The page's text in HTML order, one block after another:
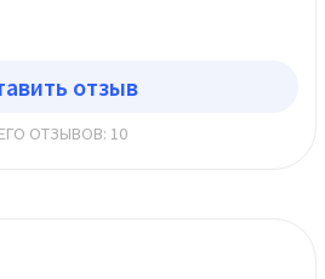
отзыв
ОТЗЫВОВ: 10